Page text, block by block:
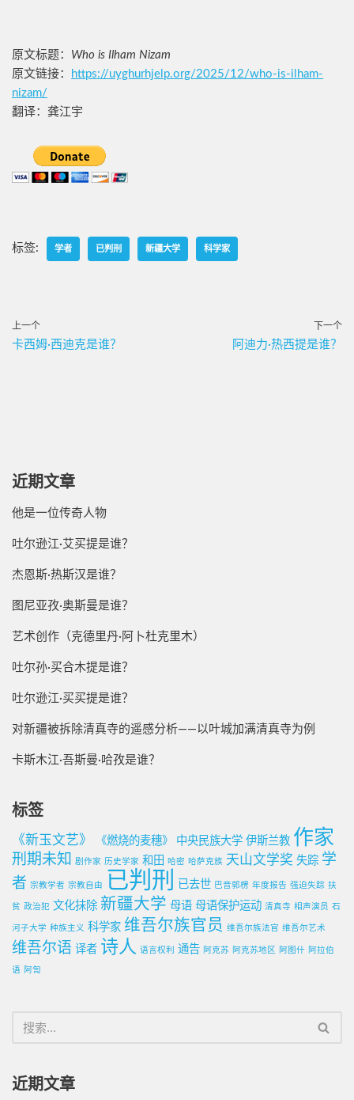
原文标题： Who is Ilham Nizam
原文链接：
https://uyghurhjelp.org/2025/12/who-is-ilham-
nizam/
翻译：龚江宇
标签: 学者 已判刑 新疆大学 科学家
上一个
卡西姆·西迪克是谁？
下一个
阿迪力·热西提是谁？
近期文章
他是一位传奇人物
吐尔逊江·艾买提是谁？
杰恩斯·热斯汉是谁？
图尼亚孜·奥斯曼是谁？
艺术创作（克德里丹·阿卜杜克里木）
吐尔孙·买合木提是谁？
吐尔逊江·买买提是谁？
对新疆被拆除清真寺的遥感分析——以叶城加满清真寺为例
卡斯木江·吾斯曼·哈孜是谁？
标签
《新玉文艺》 《燃烧的麦穗》 中央民族大学 伊斯兰教 作家
刑期未知 剧作家 历史学家 和田 哈密 哈萨克族 天山文学奖 失踪 学
者 宗教学者 宗教自由 已判刑 已去世 巴音郭楞 年度报告 强迫失踪 扶
贫 政治犯 文化抹除 新疆大学 母语 母语保护运动 清真寺 相声演员 石
河子大学 种族主义 科学家 维吾尔族官员 维吾尔族法官 维吾尔艺术
维吾尔语 译者 诗人 语言权利 通告 阿克苏 阿克苏地区 阿图什 阿拉伯
语 阿訇
近期文章